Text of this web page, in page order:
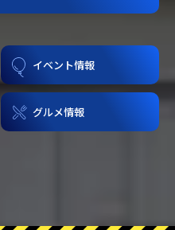
イベント情報
グルメ情報